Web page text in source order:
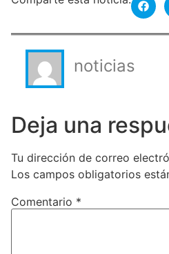
noticias
Deja una
Tu dirección de correo
Los campos obligatorios
Comentario *